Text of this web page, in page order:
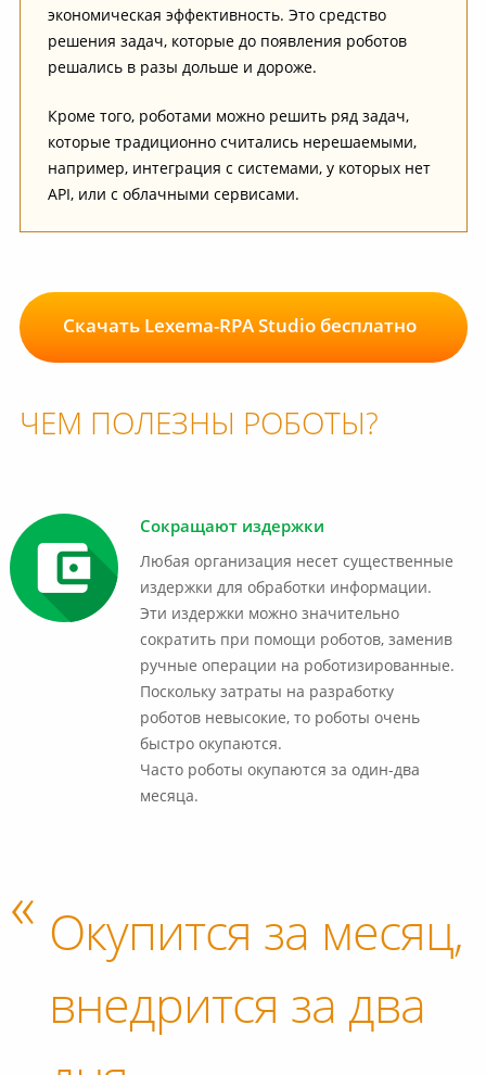
экономическая эффективность. Это средство
решения задач, которые до появления роботов
решались в разы дольше и дороже.
Кроме того, роботами можно решить ряд задач,
которые традиционно считались нерешаемыми,
например, интеграция с системами, у которых нет
API, или с облачными сервисами.
Скачать Lexema-RPA Studio бесплатно
ЧЕМ ПОЛЕЗНЫ РОБОТЫ?
Сокращают издержки
Любая организация несет существенные
издержки для обработки информации.
Эти издержки можно значительно
сократить при помощи роботов, заменив
ручные операции на роботизированные.
Поскольку затраты на разработку
роботов невысокие, то роботы очень
быстро окупаются.
Часто роботы окупаются за один-два
месяца.
Окупится за месяц,
внедрится за два